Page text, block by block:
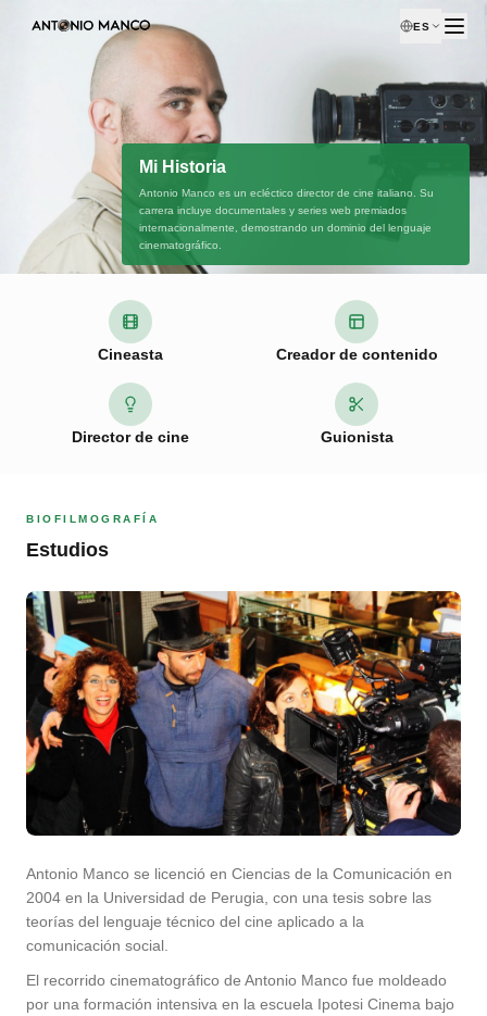
ES
Mi Historia
Antonio Manco es un ecléctico director de cine italiano. Su
carrera incluye documentales y series web premiados
internacionalmente, demostrando un dominio del lenguaje
cinematográfico.
Cineasta Creador de contenido
Director de cine Guionista
BIOFILMOGRAFÍA
Estudios
Antonio Manco se licenció en Ciencias de la Comunicación en
2004 en la Universidad de Perugia, con una tesis sobre las
teorías del lenguaje técnico del cine aplicado a la
comunicación social.
El recorrido cinematográfico de Antonio Manco fue moldeado
por una formación intensiva en la escuela Ipotesi Cinema bajo